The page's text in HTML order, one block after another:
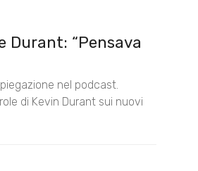
Durant: “Pensava
nel podcast.
di Kevin Durant sui nuovi